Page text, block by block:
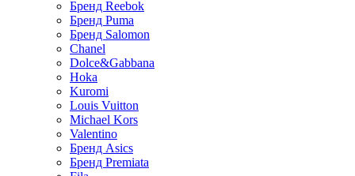
Бренд Reebok
Бренд Puma
Бренд Salomon
Chanel
Dolce&Gabbana
Hoka
Kuromi
Louis Vuitton
Michael Kors
Valentino
Бренд Asics
Бренд Premiata